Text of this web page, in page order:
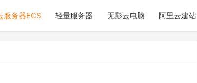
服务器ECS 轻量服务器 无影云电脑 阿里云建站